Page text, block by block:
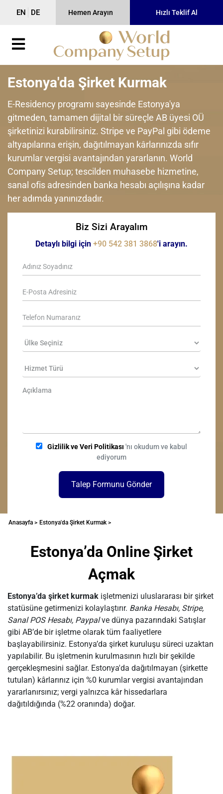
EN DE Hemen Arayın Hızlı Teklif Al
Estonya'da Şirket Kurmak
E-Residency programı sayesinde Estonya'ya
gitmeden, tamamen dijital bir süreçle AB üyesi OÜ
şirketinizi kurabilirsiniz. Stripe ve PayPal gibi ödeme
altyapılarına erişin, dağıtılmayan kârlarınızda sıfır
kurumlar vergisi avantajından yararlanın. World
Company Setup; tescilden muhasebe hizmetine,
sanal ofis adresinden banka hesabı açılışına kadar
her adımda yanınızdadır.
Biz Sizi Arayalım
Detaylı bilgi için +90 542 381 3868'i arayın.
Gizlilik ve Veri Politikası 'nı okudum ve kabul
ediyorum
Talep Formunu Gönder
Anasayfa > Estonya'da Şirket Kurmak >
Estonya’da Online Şirket
Açmak
Estonya’da şirket kurmak işletmenizi uluslararası bir şirket
statüsüne getirmenizi kolaylaştırır. Banka Hesabı, Stripe,
Sanal POS Hesabı, Paypalve dünya pazarındaki Satışlar
gibi AB’de bir işletme olarak tüm faaliyetlere
başlayabilirsiniz. Estonya’da şirket kuruluşu süreci uzaktan
yapılabilir. Bu işletmenin kurulmasının hızlı bir şekilde
gerçekleşmesini sağlar. Estonya'da dağıtılmayan (şirkette
tutulan) kârlarınız için %0 kurumlar vergisi avantajından
yararlanırsınız; vergi yalnızca kâr hissedarlara
dağıtıldığında (%22 oranında) doğar.